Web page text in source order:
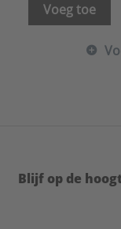
Voeg toe
Blijf op de